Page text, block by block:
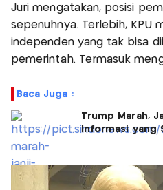
Juri mengatakan, posisi
sepenuhnya. Terlebih, KPU
independen yang tak bisa
pemerintah. Termasuk
Baca Juga :
Trump Marah,
Informasi yang